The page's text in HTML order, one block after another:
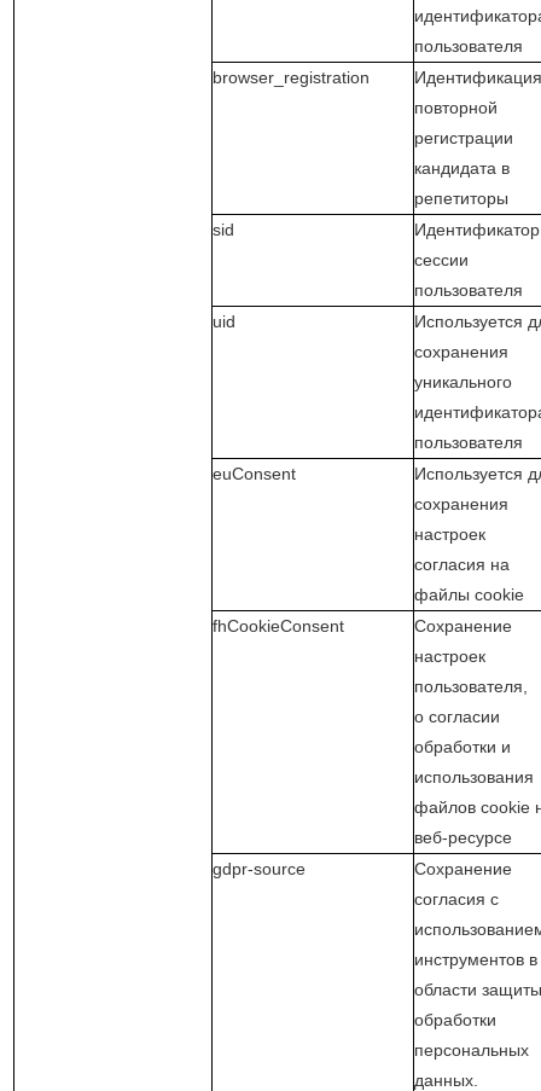
пользователя
browser_registration
повторной
регистрации
кандидата в
репетиторы
sid
Идентификатор
сессии
пользователя
uid
Используется
сохранения
уникального
пользователя
euConsent
Используется
сохранения
настроек
согласия на
файлы cookie
fhCookieConsent
Сохранение
настроек
пользователя,
о согласии
обработки и
использования
файлов cookie
веб-ресурсе
gdpr-source
Сохранение
согласия с
инструментов в
области
обработки
персональных
данных.